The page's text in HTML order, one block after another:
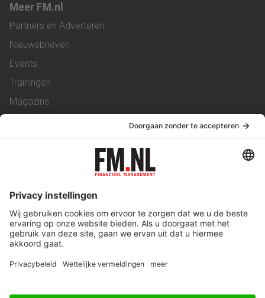
Meer FM.nl
Partners en Adverteren
Nieuwsbrieven
Events
Trainingen
Magazine
Service & Contact
Werken bij ons
Privacy Statement
Algemene Voorwaarden